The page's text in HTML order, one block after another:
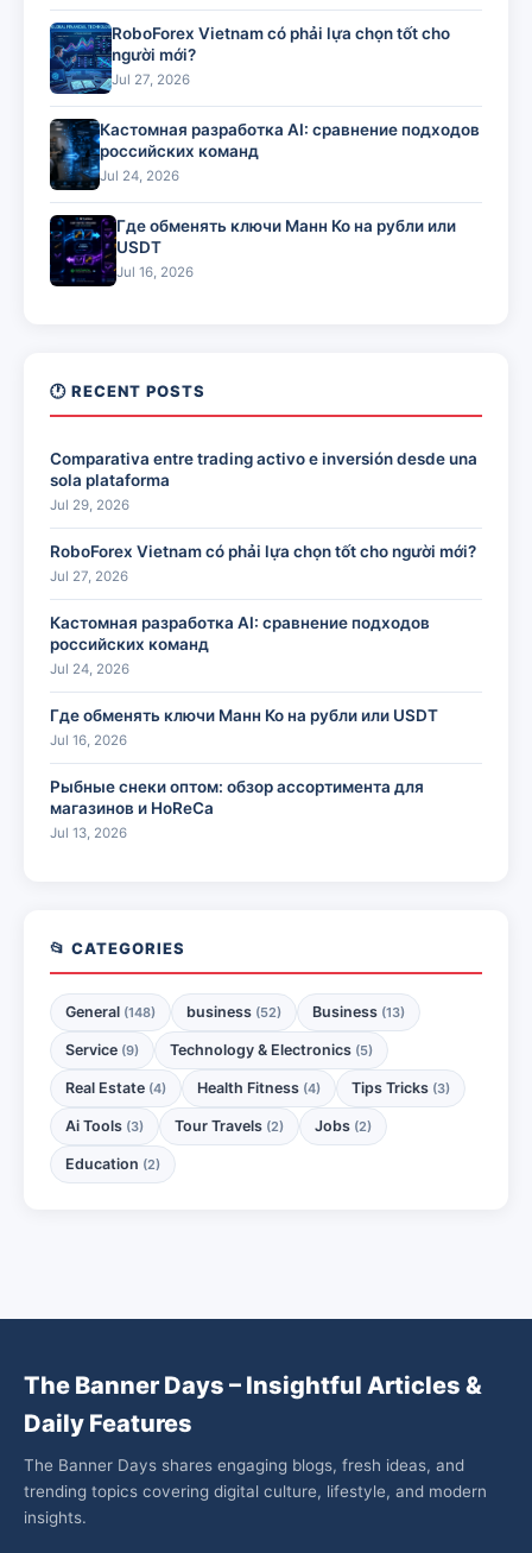
RoboForex Vietnam có phải lựa chọn tốt cho
người mới?
Jul 27, 2026
Кастомная разработка AI: сравнение подходов
российских команд
Jul 24, 2026
Где обменять ключи Манн Ко на рубли или
USDT
Jul 16, 2026
🕐 RECENT POSTS
Comparativa entre trading activo e inversión desde una
sola plataforma
Jul 29, 2026
RoboForex Vietnam có phải lựa chọn tốt cho người mới?
Jul 27, 2026
Кастомная разработка AI: сравнение подходов
российских команд
Jul 24, 2026
Где обменять ключи Манн Ко на рубли или USDT
Jul 16, 2026
Рыбные снеки оптом: обзор ассортимента для
магазинов и HoReCa
Jul 13, 2026
📂 CATEGORIES
General (148) business (52) Business (13)
Service (9) Technology & Electronics (5)
Real Estate (4) Health Fitness (4) Tips Tricks (3)
Ai Tools (3) Tour Travels (2) Jobs (2)
Education (2)
The Banner Days – Insightful Articles &
Daily Features
The Banner Days shares engaging blogs, fresh ideas, and
trending topics covering digital culture, lifestyle, and modern
insights.